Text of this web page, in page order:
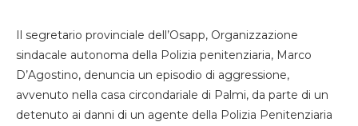
Il segretario provinciale dell’Osapp, Organizzazione
sindacale autonoma della Polizia penitenziaria, Marco
D’Agostino, denuncia un episodio di aggressione,
avvenuto nella casa circondariale di Palmi, da parte di un
detenuto ai danni di un agente della Polizia Penitenziaria